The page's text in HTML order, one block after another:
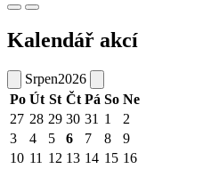
Kalendář akcí
Srpen2026
Po Út St Čt Pá So Ne
27 28 29 30 31 1
2
3
4 5 6 7 8
9
10 11 12 13 14 15 16